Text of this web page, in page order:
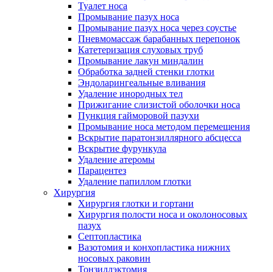
Туалет носа
Промывание пазух носа
Промывание пазух носа через соустье
Пневмомассаж барабанных перепонок
Катетеризация слуховых труб
Промывание лакун миндалин
Обработка задней стенки глотки
Эндоларингеальные вливания
Удаление инородных тел
Прижигание слизистой оболочки носа
Пункция гайморовой пазухи
Промывание носа методом перемещения
Вскрытие паратонзиллярного абсцесса
Вскрытие фурункула
Удаление атеромы
Парацентез
Удаление папиллом глотки
Хирургия
Хирургия глотки и гортани
Хирургия полости носа и околоносовых
пазух
Септопластика
Вазотомия и конхопластика нижних
носовых раковин
Тонзиллэктомия